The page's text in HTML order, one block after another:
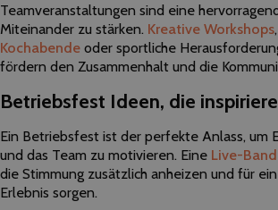
Teamveranstaltungen sind eine
Miteinander zu stärken. Kreative Workshops,
Kochabende oder sportliche
fördern den Zusammenhalt und die
Betriebsfest Ideen, die
Ein Betriebsfest ist der perfekte Anlass, um
und das Team zu motivieren. Eine Live-Band
die Stimmung zusätzlich anheizen und für
Erlebnis sorgen.